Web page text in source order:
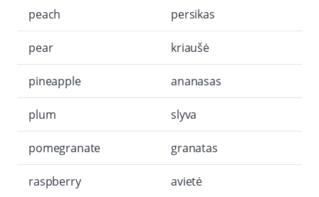
peach persikas
pear kriaušė
pineapple ananasas
plum slyva
pomegranate granatas
raspberry avietė